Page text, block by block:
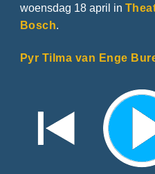
woensdag 18 april in
Bosch.
Pyr Tilma van Enge